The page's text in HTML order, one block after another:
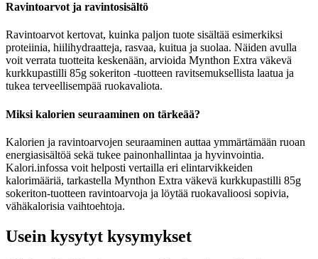
Ravintoarvot ja ravintosisältö
Ravintoarvot kertovat, kuinka paljon tuote sisältää esimerkiksi
proteiinia, hiilihydraatteja, rasvaa, kuitua ja suolaa. Näiden avulla
voit verrata tuotteita keskenään, arvioida Mynthon Extra väkevä
kurkkupastilli 85g sokeriton -tuotteen ravitsemuksellista laatua ja
tukea terveellisempää ruokavaliota.
Miksi kalorien seuraaminen on tärkeää?
Kalorien ja ravintoarvojen seuraaminen auttaa ymmärtämään ruoan
energiasisältöä sekä tukee painonhallintaa ja hyvinvointia.
Kalori.infossa voit helposti vertailla eri elintarvikkeiden
kalorimääriä, tarkastella Mynthon Extra väkevä kurkkupastilli 85g
sokeriton-tuotteen ravintoarvoja ja löytää ruokavalioosi sopivia,
vähäkalorisia vaihtoehtoja.
Usein kysytyt kysymykset